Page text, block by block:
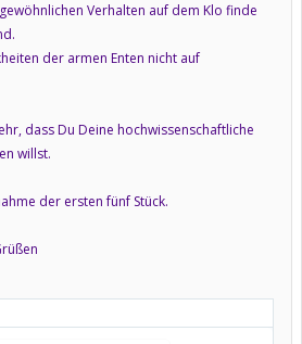
Verhalten auf dem Klo finde
der armen Enten nicht auf
dass Du Deine hochwissenschaftliche
willst.
der ersten fünf Stück.